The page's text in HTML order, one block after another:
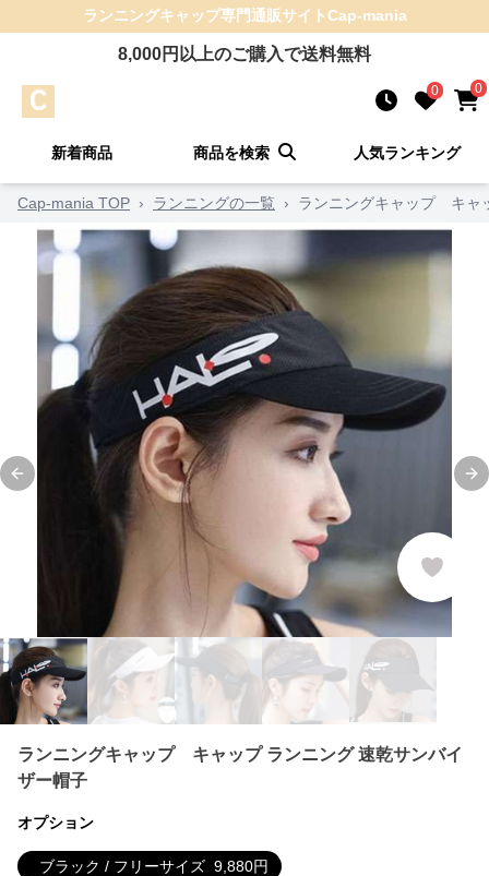
ランニングキャップ専門通販サイトCap-mania
8,000円以上のご購入で送料無料
0 0
新着商品 商品を検索 人気ランキング
Cap-mania TOP › ランニングの一覧 › ランニングキャップ キャ
Previous slide
ランニングキャップ キャップ ランニング 速乾サンバイ
ザー帽子
オプション
ブラック / フリーサイズ 9,880円